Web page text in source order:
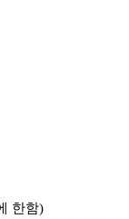
한함)